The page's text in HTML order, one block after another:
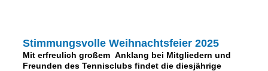
Stimmungsvolle Weihnachtsfeier 2025
Mit erfreulich großem Anklang bei Mitgliedern und
Freunden des Tennisclubs findet die diesjährige